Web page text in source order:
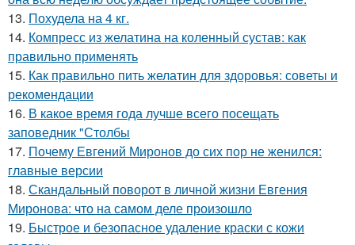
13. Похудела на 4 кг.
14. Компресс из желатина на коленный сустав: как
правильно применять
15. Как правильно пить желатин для здоровья: советы и
рекомендации
16. В какое время года лучше всего посещать
заповедник "Столбы
17. Почему Евгений Миронов до сих пор не женился:
главные версии
18. Скандальный поворот в личной жизни Евгения
Миронова: что на самом деле произошло
19. Быстрое и безопасное удаление краски с кожи